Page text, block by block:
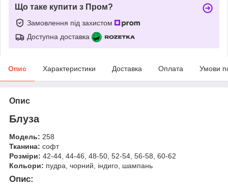
Що таке купити з Пром?
Замовлення під захистом
Доступна доставка
Опис Характеристики Доставка Оплата Умови
Опис
Блуза
Модель: 258
Тканина: софт
Розміри: 42-44, 44-46, 48-50, 52-54, 56-58, 60-62
Кольори: пудра, чорний, індиго, шампань
Опис: